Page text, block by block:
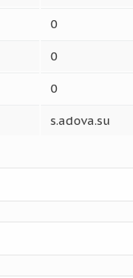
0
0
0
s.adova.su